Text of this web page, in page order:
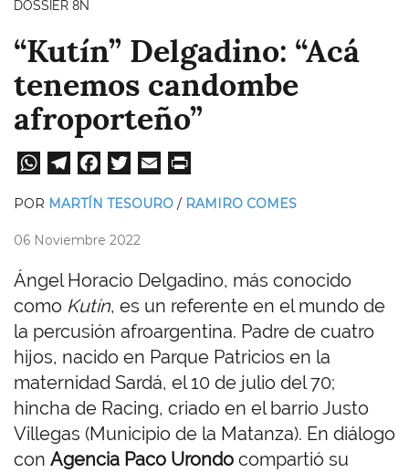
DOSSIER 8N
“Kutín” Delgadino: “Acá
tenemos candombe
afroporteño”
W
A
pp
Te
a
m
Fa
ok er
POR MARTÍN TESOURO RAMIRO COMES
06 Noviembre 2022
Ángel Horacio Delgadino, más conocido
como Kutín, es un referente en el mundo de
la percusión afroargentina. Padre de cuatro
hijos, nacido en Parque Patricios en la
maternidad Sardá, el 10 de julio del 70;
hincha de Racing, criado en el barrio Justo
Villegas (Municipio de la Matanza). En diálogo
con Agencia Paco Urondo compartió su